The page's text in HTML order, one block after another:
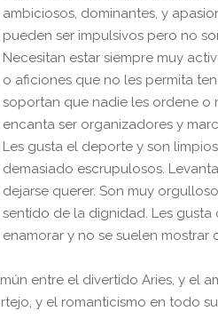
ambiciosos, dominantes, y
pueden ser impulsivos pero no
Necesitan estar siempre muy
o aficiones que no les permita
soportan que nadie les ordene o
encanta ser organizadores y
Les gusta el deporte y son
demasiado escrupulosos.
dejarse querer. Son muy
sentido de la dignidad. Les gusta
enamorar y no se suelen mostrar
entre el divertido Aries, y el
y el romanticismo en todo